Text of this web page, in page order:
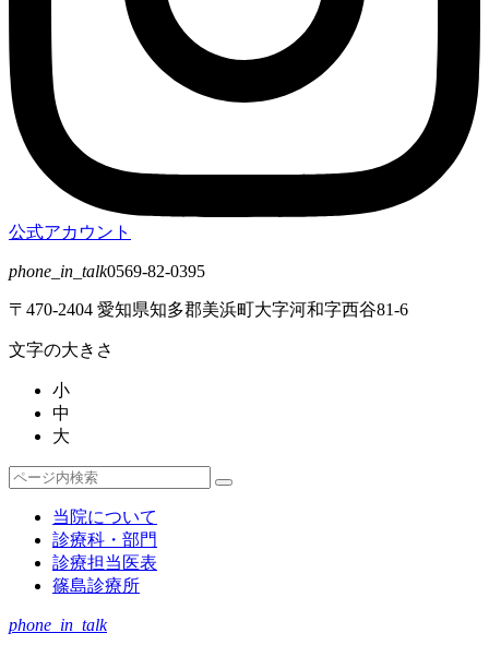
公式アカウント
phone_in_talk0569-82-0395
〒470-2404 愛知県知多郡美浜町大字河和字西谷81-6
文字の大きさ
小
中
大
検
検
当院について
診療科・部門
診療担当医表
篠島診療所
phone_in_talk